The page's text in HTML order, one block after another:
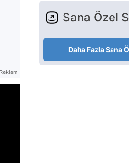
Reklam
Sana Özel
Daha Fazla Sana